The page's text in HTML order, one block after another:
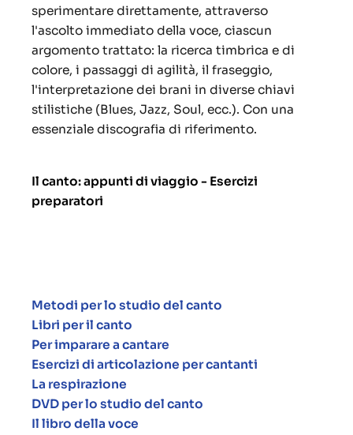
sperimentare direttamente, attraverso
l'ascolto immediato della voce, ciascun
argomento trattato: la ricerca timbrica e di
colore, i passaggi di agilità, il fraseggio,
l'interpretazione dei brani in diverse chiavi
stilistiche (Blues, Jazz, Soul, ecc.). Con una
essenziale discografia di riferimento.
Il canto: appunti di viaggio - Esercizi
preparatori
Metodi per lo studio del canto
Libri per il canto
Per imparare a cantare
Esercizi di articolazione per cantanti
La respirazione
DVD per lo studio del canto
Il libro della voce